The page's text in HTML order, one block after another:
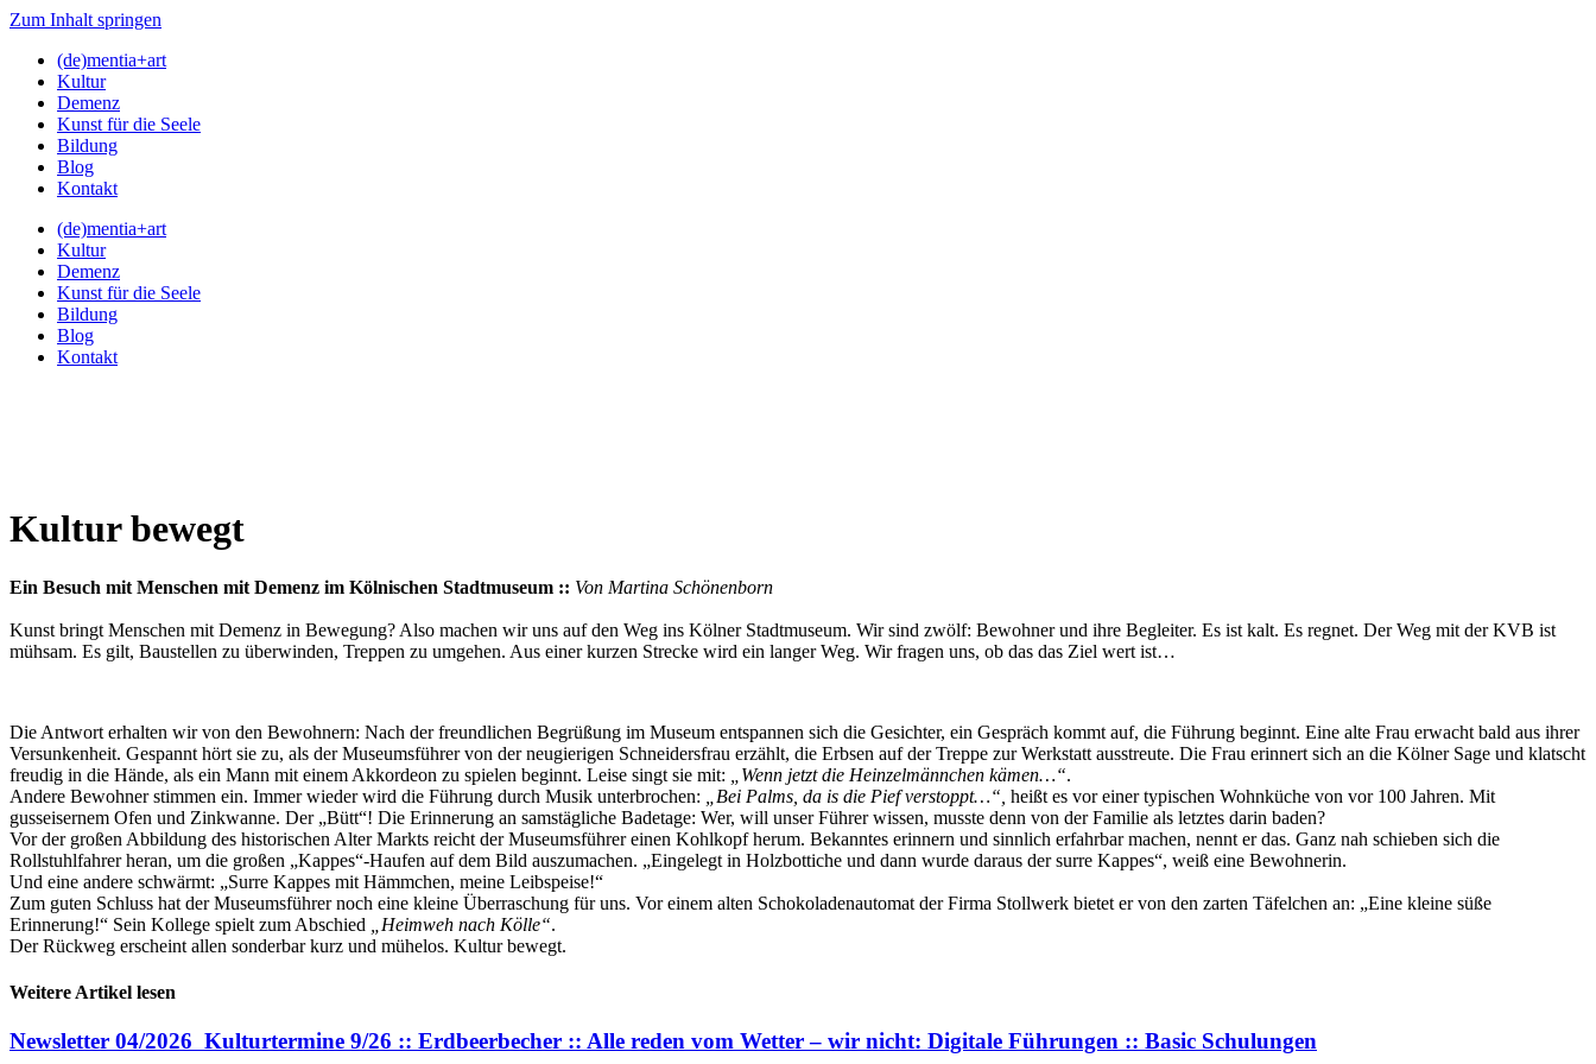
Zum Inhalt springen
(de)mentia+art
Kultur
Demenz
Kunst für die Seele
Bildung
Blog
Kontakt
(de)mentia+art
Kultur
Demenz
Kunst für die Seele
Bildung
Blog
Kontakt
Kultur bewegt
Ein Besuch mit Menschen mit Demenz im Kölnischen Stadtmuseum :: Von Martina Schönenborn
Kunst bringt Menschen mit Demenz in Bewegung? Also machen wir uns auf den Weg ins Kölner Stadtmuseum. Wir sind zwölf: Bewohner und ihre Begleiter. Es ist kalt. Es regnet. Der Weg mit der KVB ist
mühsam. Es gilt, Baustellen zu überwinden, Treppen zu umgehen. Aus einer kurzen Strecke wird ein langer Weg. Wir fragen uns, ob das das Ziel wert ist…
Die Antwort erhalten wir von den Bewohnern: Nach der freundlichen Begrüßung im Museum entspannen sich die Gesichter, ein Gespräch kommt auf, die Führung beginnt. Eine alte Frau erwacht bald aus ihrer
Versunkenheit. Gespannt hört sie zu, als der Museumsführer von der neugierigen Schneidersfrau erzählt, die Erbsen auf der Treppe zur Werkstatt ausstreute. Die Frau erinnert sich an die Kölner Sage und klatscht
freudig in die Hände, als ein Mann mit einem Akkordeon zu spielen beginnt. Leise singt sie mit:
„Wenn jetzt die Heinzelmännchen kämen…“.
Andere Bewohner stimmen ein. Immer wieder wird die Führung durch Musik unterbrochen:
„Bei Palms, da is die Pief verstoppt…“, heißt es vor einer typischen Wohnküche von vor 100 Jahren. Mit
gusseisernem Ofen und Zinkwanne. Der „Bütt“! Die Erinnerung an samstägliche Badetage: Wer, will unser Führer wissen, musste denn von der Familie als letztes darin baden?
Vor der großen Abbildung des historischen Alter Markts reicht der Museumsführer einen Kohlkopf herum. Bekanntes erinnern und sinnlich erfahrbar machen, nennt er das. Ganz nah schieben sich die
Rollstuhlfahrer heran, um die großen „Kappes“-Haufen auf dem Bild auszumachen. „Eingelegt in Holzbottiche und dann wurde daraus der surre Kappes“, weiß eine Bewohnerin.
Und eine andere schwärmt: „Surre Kappes mit Hämmchen, meine Leibspeise!“
Zum guten Schluss hat der Museumsführer noch eine kleine Überraschung für uns. Vor einem alten Schokoladenautomat der Firma Stollwerk bietet er von den zarten Täfelchen an: „Eine kleine süße
Erinnerung!“ Sein Kollege spielt zum Abschied
„Heimweh nach Kölle“.
Der Rückweg erscheint allen sonderbar kurz und mühelos. Kultur bewegt.
Weitere Artikel lesen
Newsletter 04/2026 Kulturtermine 9/26 :: Erdbeerbecher :: Alle reden vom Wetter – wir nicht: Digitale Führungen :: Basic Schulungen